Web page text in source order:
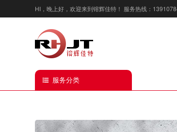
HI， 晚上好 ，欢迎来到镕辉佳特！ 服务热线：
服务分类